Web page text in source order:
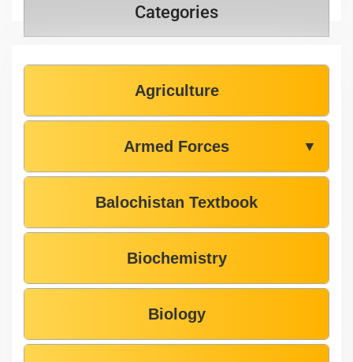
Categories
Agriculture
Armed Forces ▼
Balochistan Textbook
Biochemistry
Biology